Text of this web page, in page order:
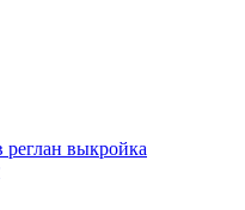
реглан выкройка